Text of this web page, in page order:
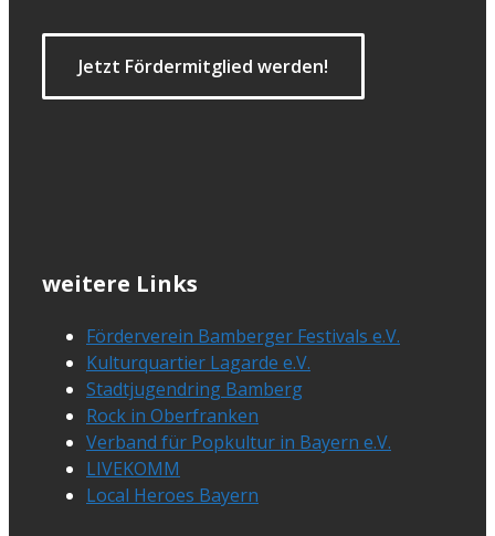
Jetzt Fördermitglied werden!
weitere Links
Förderverein Bamberger Festivals e.V.
Kulturquartier Lagarde e.V.
Stadtjugendring Bamberg
Rock in Oberfranken
Verband für Popkultur in Bayern e.V.
LIVEKOMM
Local Heroes Bayern